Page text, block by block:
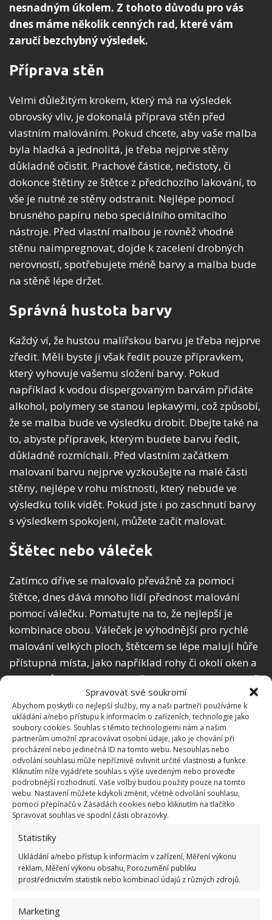
Spravovat své soukromí
Abychom poskytli co nejlepší služby, my a naši partneři používáme k
ukládání a/nebo přístupu k informacím o zařízeních, technologie jako
soubory cookies. Souhlas s těmito technologiemi nám a našim
partnerům umožní zpracovávat osobní údaje, jako je chování při
procházení nebo jedinečná ID na tomto webu. Nesouhlas nebo
odvolání souhlasu může nepříznivě ovlivnit určité vlastnosti a funkce.
Kliknutím níže vyjádřete souhlas s výše uvedeným nebo proveďte
podrobnější rozhodnutí. Vaše volby budou použity pouze na tomto
webu. Nastavení můžete kdykoli změnit, včetně odvolání souhlasu,
pomocí přepínačů v Zásadách cookies nebo kliknutím na tlačítko
Spravovat souhlas ve spodní části obrazovky.
Statistiky
Ukládání a/nebo přístup k informacím v zařízení, Měření výkonu
reklam, Měření výkonu obsahu, Porozumění publiku
prostřednictvím statistik nebo kombinací údajů z různých zdrojů.
Marketing
nesnadným úkolem. Z tohoto důvodu pro vás
dnes máme několik cenných rad, které vám
zaručí bezchybný výsledek.
Příprava stěn
Velmi důležitým krokem, který má na výsledek
obrovský vliv, je dokonalá příprava stěn před
vlastním malováním. Pokud chcete, aby vaše malba
byla hladká a jednolitá, je třeba nejprve stěny
důkladně očistit. Prachové částice, nečistoty, či
dokonce štětiny ze štětce z předchozího lakování, to
vše je nutné ze stěny odstranit. Nejlépe pomocí
brusného papíru nebo speciálního omítacího
nástroje. Před vlastní malbou je rovněž vhodné
stěnu naimpregnovat, dojde k zacelení drobných
nerovností, spotřebujete méně barvy a malba bude
na stěně lépe držet.
Správná hustota barvy
Každý ví, že hustou malířskou barvu je třeba nejprve
zředit. Měli byste ji však ředit pouze přípravkem,
který vyhovuje vašemu složení barvy. Pokud
například k vodou dispergovaným barvám přidáte
alkohol, polymery se stanou lepkavými, což způsobí,
že se malba bude ve výsledku drobit. Dbejte také na
to, abyste přípravek, kterým budete barvu ředit,
důkladně rozmíchali. Před vlastním začátkem
malovaní barvu nejprve vyzkoušejte na malé části
stěny, nejlépe v rohu místnosti, který nebude ve
výsledku tolik vidět. Pokud jste i po zaschnutí barvy
s výsledkem spokojeni, můžete začít malovat.
Štětec nebo váleček
Zatímco dříve se malovalo převážně za pomoci
štětce, dnes dává mnoho lidí přednost malování
pomocí válečku. Pomatujte na to, že nejlepší je
kombinace obou. Váleček je výhodnější pro rychlé
malování velkých ploch, štětcem se lépe malují hůře
přístupná místa, jako například rohy či okolí oken a
radiátorů. Pokud jde o válečky, je dobré mít alespoň
dva různé typy. Pro první vrstvu barvy je lepší zvolit
váleček s dlouhými štětinami, abyste mohli rychle
malovat. Pro druhou vrstvu zvolte spíše váleček s
krátkými štětinami, který nezanechává šmouhy.
Pokud jde o štětce, vždy jsou lepší ty s přírodními
štětinami. Při malování válečkem i štětcem vždy
dodržujte stejný směr malování, nejlépe svisle.
Kdy malovat?
Mnoho lidí si neuvědomuje, že i denní doba, ve které
se rozhodnete malovat, může výsledek poměrně
zásadním způsobem ovlivnit. Pokud malujete v létě